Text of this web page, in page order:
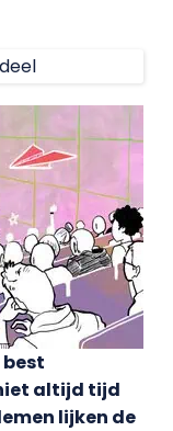
deel
altijd tijd
lijken de